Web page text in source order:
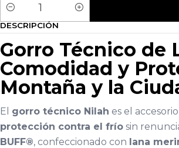
Cantidad
DESCRIPCIÓN
Gorro Técnico de
Comodidad y
Montaña y la
El gorro técnico Nilah es el
protección contra el frío sin
BUFF®, confeccionado con lana